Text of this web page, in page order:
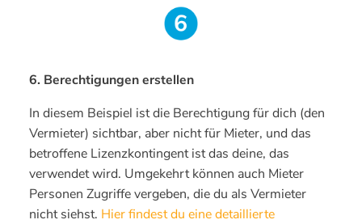
6. Berechtigungen erstellen
In diesem Beispiel ist die Berechtigung für dich (den
Vermieter) sichtbar, aber nicht für Mieter, und das
betroffene Lizenzkontingent ist das deine, das
verwendet wird. Umgekehrt können auch Mieter
Personen Zugriffe vergeben, die du als Vermieter
nicht siehst. Hier findest du eine detaillierte